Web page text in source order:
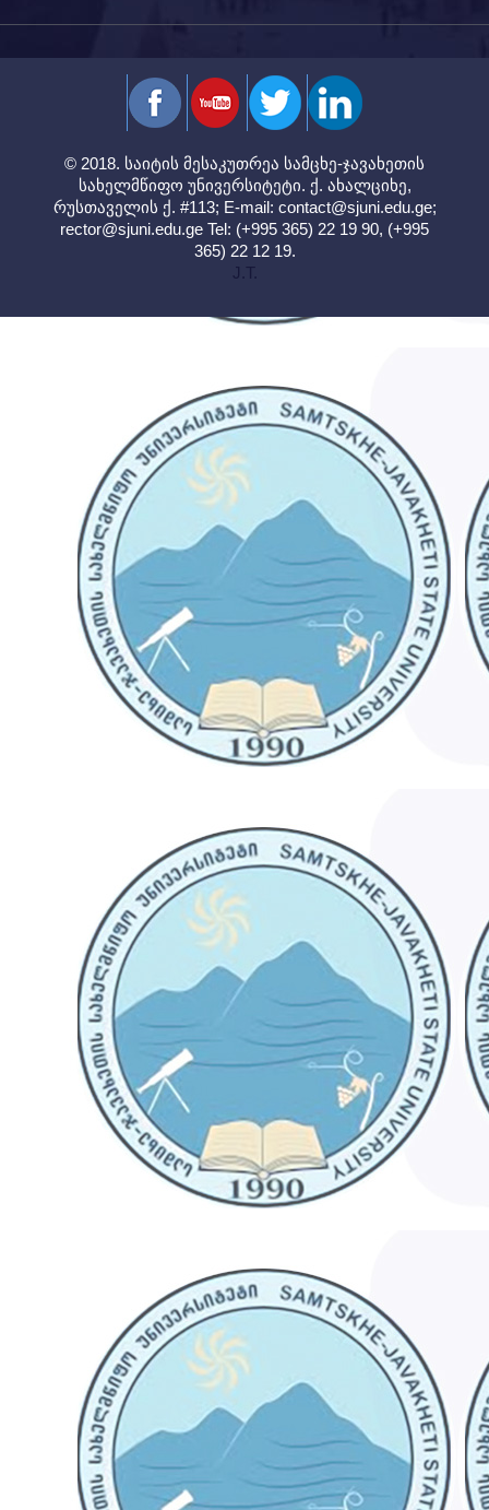
© 2018. საიტის მესაკუთრეა სამცხე-ჯავახეთის
სახელმწიფო უნივერსიტეტი. ქ. ახალციხე,
რუსთაველის ქ. #113; E-mail: contact@sjuni.edu.ge;
rector@sjuni.edu.ge Tel: (+995 365) 22 19 90, (+995
365) 22 12 19.
J.T.